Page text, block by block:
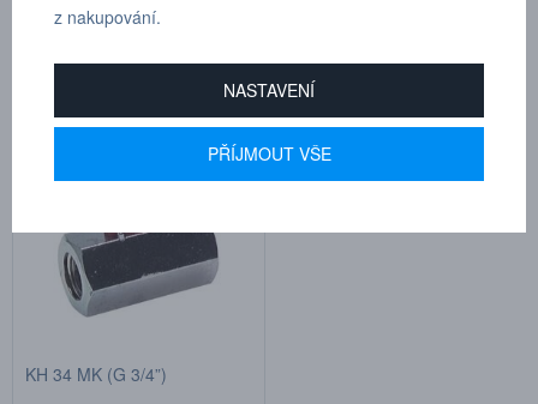
Kat.číslo: KH 18 MK
97,30 Kč
KH 34 MK (G 3/4”)
z nakupování.
NASTAVENÍ
PŘÍJMOUT VŠE